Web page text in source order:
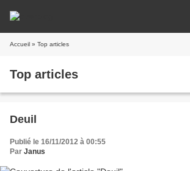
Accueil » Top articles
Top articles
Deuil
Publié le 16/11/2012 à 00:55
Par Janus